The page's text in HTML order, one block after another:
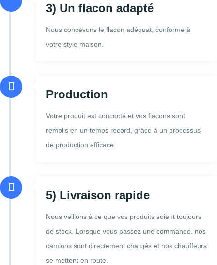
3) Un flacon adapté
Nous concevons le flacon adéquat, conforme à
votre style maison.
Production
Votre produit est concocté et vos flacons sont
remplis en un temps record, grâce à un processus
de production efficace.
5) Livraison rapide
Nous veillons à ce que vos produits soient toujours
de stock. Lorsque vous passez une commande, nos
camions sont directement chargés et nos chauffeurs
se mettent en route.